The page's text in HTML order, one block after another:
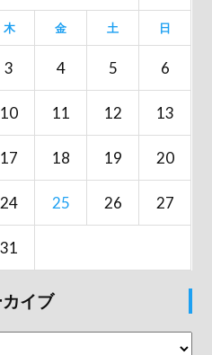
木 金 土 日
3 4 5 6
10 11 12 13
17 18 19 20
24 25 26 27
31
イブ